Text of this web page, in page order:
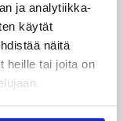
ja analytiikka-
käytät
näitä
heille tai joita on
kaksi
miesten
ilman